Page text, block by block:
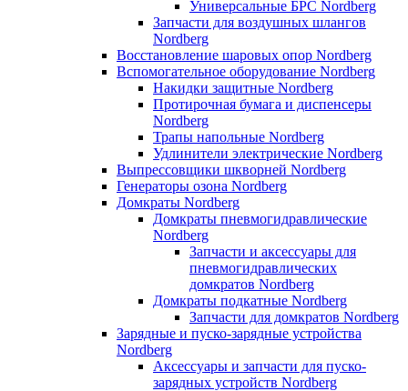
Универсальные БРС Nordberg
Запчасти для воздушных шлангов
Nordberg
Восстановление шаровых опор Nordberg
Вспомогательное оборудование Nordberg
Накидки защитные Nordberg
Протирочная бумага и диспенсеры
Nordberg
Трапы напольные Nordberg
Удлинители электрические Nordberg
Выпрессовщики шкворней Nordberg
Генераторы озона Nordberg
Домкраты Nordberg
Домкраты пневмогидравлические
Nordberg
Запчасти и аксессуары для
пневмогидравлических
домкратов Nordberg
Домкраты подкатные Nordberg
Запчасти для домкратов Nordberg
Зарядные и пуско-зарядные устройства
Nordberg
Аксессуары и запчасти для пуско-
зарядных устройств Nordberg